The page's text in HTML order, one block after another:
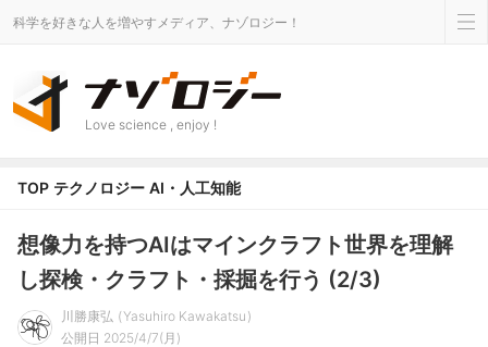
科学を好きな人を増やすメディア、ナゾロジー！
Love science , enjoy !
TOP テクノロジー AI・人工知能
想像力を持つAIはマインクラフト世界を理解
し探検・クラフト・採掘を行う (2/3)
川勝康弘
Yasuhiro Kawakatsu
公開日 2025/4/7(月)